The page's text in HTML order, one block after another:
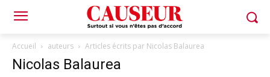
Accueil auteurs Articles écrits par Nicolas Balaurea
Nicolas Balaurea